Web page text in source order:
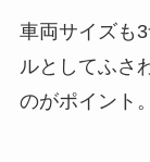
車両サイズも
ルとしてふさ
のがポイント。